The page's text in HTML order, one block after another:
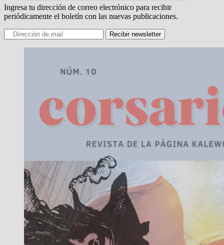
Ingresa tu dirección de correo electrónico para recibir
periódicamente el boletín con las nuevas publicaciones.
Recibir newsletter